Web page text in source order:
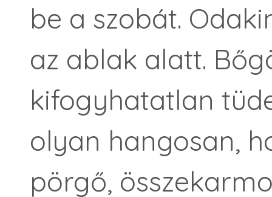
be a szobát.
az ablak alatt.
kifogyhatatlan
olyan hangosan,
pörgő,